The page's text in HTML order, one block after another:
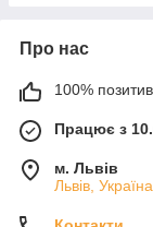
Про нас
100%
Працює з
м. Львів
Львів, Україна